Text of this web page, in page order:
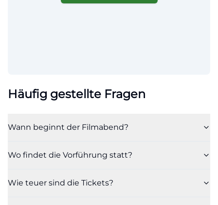
Häufig gestellte Fragen
Wann beginnt der Filmabend?
Wo findet die Vorführung statt?
Wie teuer sind die Tickets?